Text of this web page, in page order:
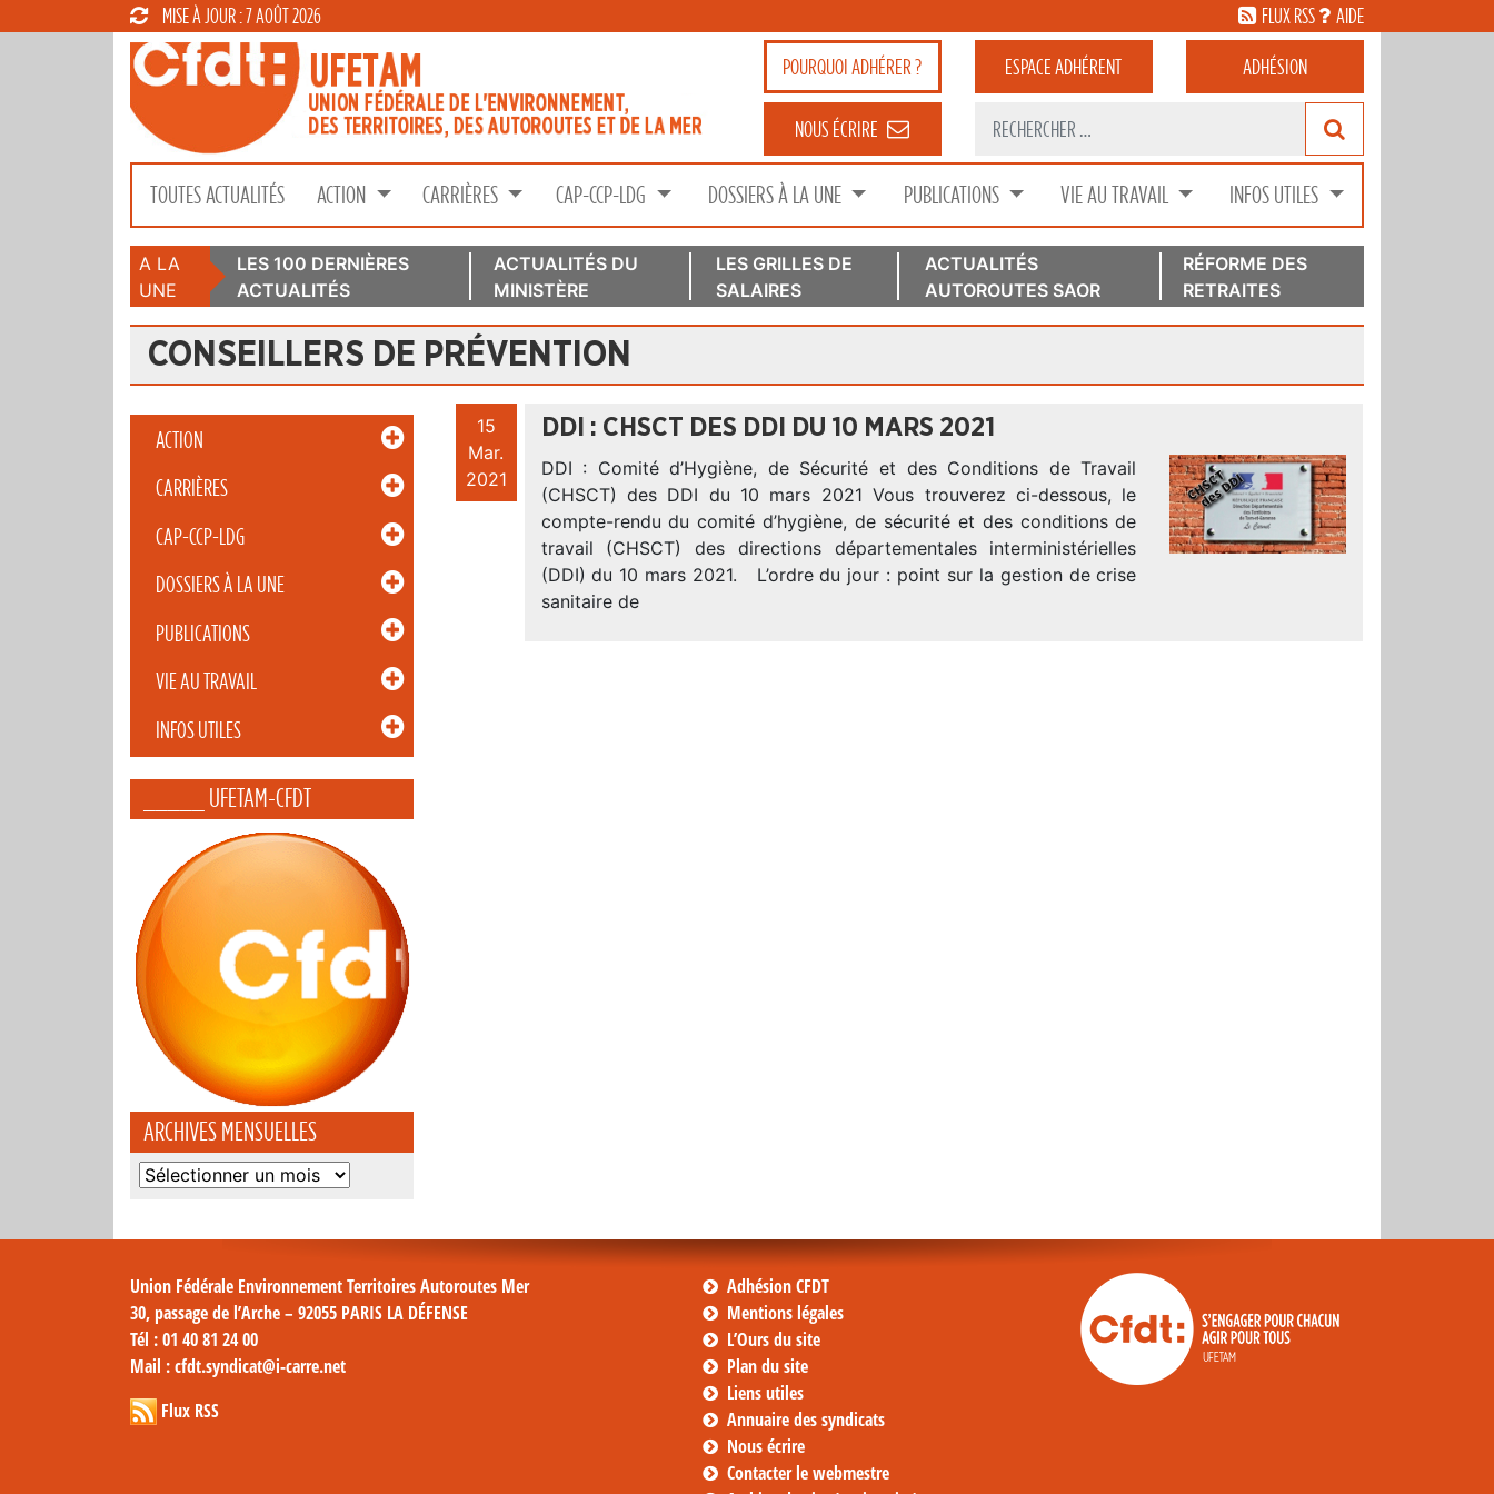
MISE À JOUR : 7 AOÛT 2026 FLUX RSS AIDE
POURQUOIADHÉRER ? ESPACEADHÉRENT ADHÉSION
NOUS ÉCRIRE
TOUTES ACTUALITÉS ACTION CARRIÈRES CAP-CCP-LDG DOSSIERS À LA UNE PUBLICATIONS VIE AU TRAVAIL INFOS UTILES
A LA
UNE
LES 100 DERNIÈRES
ACTUALITÉS
ACTUALITÉS DU
MINISTÈRE
LES GRILLES DE
SALAIRES
ACTUALITÉS
AUTOROUTES SAOR
RÉFORME DES
RETRAITES
CONSEILLERS DE PRÉVENTION
ACTION
CARRIÈRES
CAP-CCP-LDG
DOSSIERS À LA UNE
PUBLICATIONS
VIE AU TRAVAIL
INFOS UTILES
_____ UFETAM-CFDT
ARCHIVES MENSUELLES
Archives
15
Mar.
2021
DDI : CHSCT DES DDI DU 10 MARS 2021
DDI : Comité d’Hygiène, de Sécurité et des Conditions de Travail
(CHSCT) des DDI du 10 mars 2021 Vous trouverez ci-dessous, le
compte-rendu du comité d’hygiène, de sécurité et des conditions de
travail (CHSCT) des directions départementales interministérielles
(DDI) du 10 mars 2021. L’ordre du jour : point sur la gestion de crise
sanitaire de
Union Fédérale Environnement Territoires Autoroutes Mer
30, passage de l’Arche – 92055 PARIS LA DÉFENSE
Tél : 01 40 81 24 00
Mail : cfdt.syndicat@i-carre.net
Flux RSS
Adhésion CFDT
Mentions légales
L’Ours du site
Plan du site
Liens utiles
Annuaire des syndicats
Nous écrire
Contacter le webmestre